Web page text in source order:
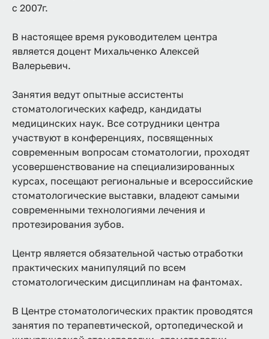
с 2007г.
В настоящее время руководителем центра
является доцент Михальченко Алексей
Валерьевич.
Занятия ведут опытные ассистенты
стоматологических кафедр, кандидаты
медицинских наук. Все сотрудники центра
участвуют в конференциях, посвященных
современным вопросам стоматологии, проходят
усовершенствование на специализированных
курсах, посещают региональные и всероссийские
стоматологические выставки, владеют самыми
современными технологиями лечения и
протезирования зубов.
Центр является обязательной частью отработки
практических манипуляций по всем
стоматологическим дисциплинам на фантомах.
В Центре стоматологических практик проводятся
занятия по терапевтической, ортопедической и